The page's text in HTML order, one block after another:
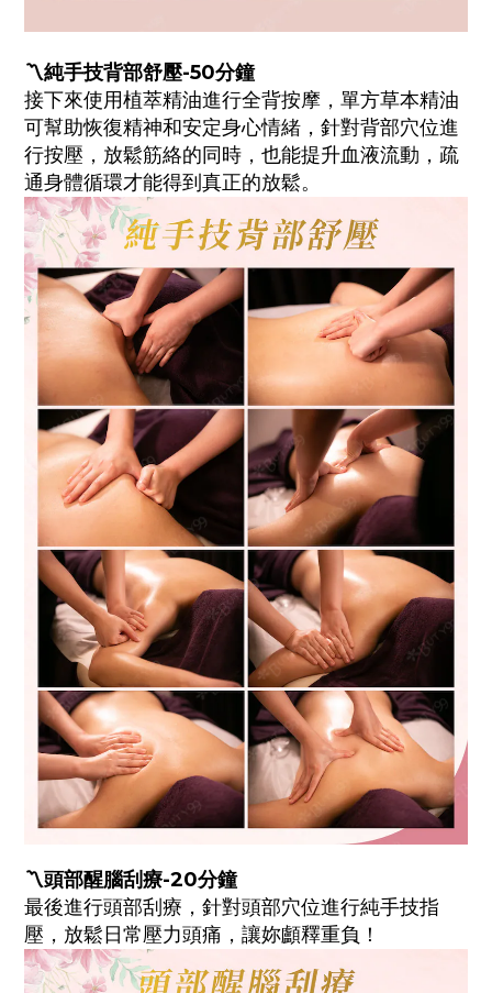
〽️純手技背部舒壓-50分鐘
接下來使用植萃精油進行全背按摩，單方草本精油
可幫助恢復精神和安定身心情緒，針對背部穴位進
行按壓，放鬆筋絡的同時，也能提升血液流動，疏
通身體循環才能得到真正的放鬆。
〽️頭部醒腦刮療-20分鐘
最後進行頭部刮療，針對頭部穴位進行純手技指
壓，放鬆日常壓力頭痛，讓妳顱釋重負！